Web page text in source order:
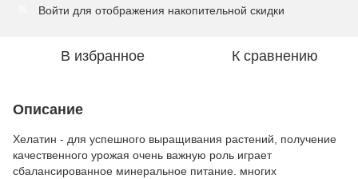
Войти для отображения накопительной скидки
В избранное К сравнению
Описание
Хелатин - для успешного выращивания растений, получение
качественного урожая очень важную роль играет
сбалансированное минеральное питание. многих